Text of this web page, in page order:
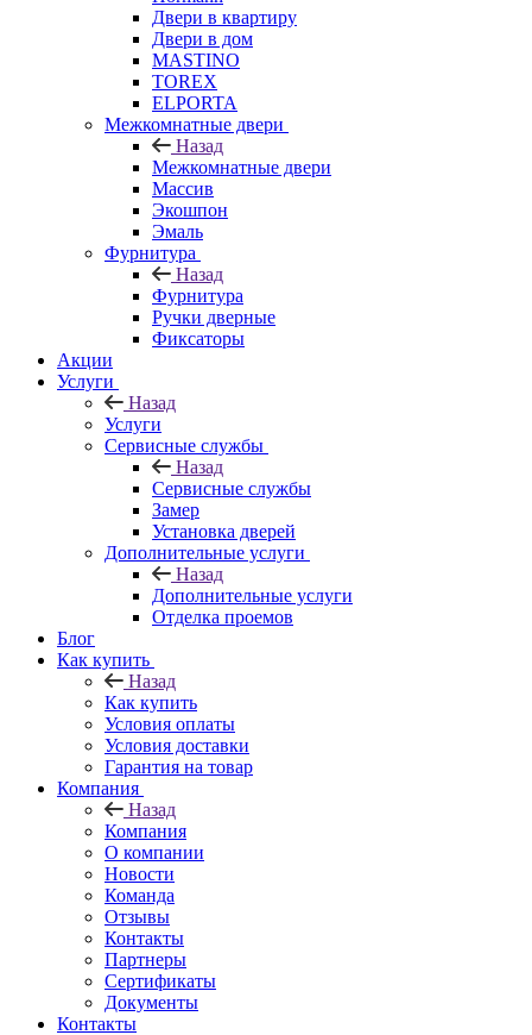
Двери в квартиру
Двери в дом
MASTINO
TOREX
ELPORTA
Межкомнатные двери
Назад
Межкомнатные двери
Массив
Экошпон
Эмаль
Фурнитура
Назад
Фурнитура
Ручки дверные
Фиксаторы
Акции
Услуги
Назад
Услуги
Сервисные службы
Назад
Сервисные службы
Замер
Установка дверей
Дополнительные услуги
Назад
Дополнительные услуги
Отделка проемов
Блог
Как купить
Назад
Как купить
Условия оплаты
Условия доставки
Гарантия на товар
Компания
Назад
Компания
О компании
Новости
Команда
Отзывы
Контакты
Партнеры
Сертификаты
Документы
Контакты